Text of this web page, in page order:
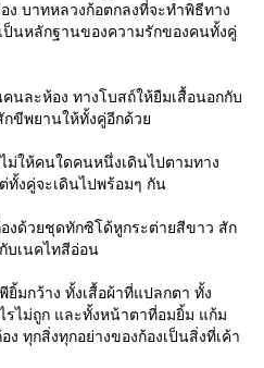
บาทหลวงก้อตกลงที่จะทำพิธีทาง
ป็นหลักฐานของความรักของคนทั้งคู่
นละห้อง ทางโบสถ์ให้ยืมเสื้อนอกกับ
กขีพยานให้ทั้งคู่อีกด้ว
ม่ให้คนใดคนหนึ่งเดินไปตามทาง
ทั้งคู่จะเดินไปพร้อมๆ กัน
งด้วยชุดทักซิโด้หูกระต่ายสีขาว สัก
บเนคไทสีอ่อน
มกว้าง ทั้งเสื้อผ้าที่แปลกตา ทั้ง
รไม่ถูก และทั้งหน้าตาที่อมยิ้ม แก้ม
ทุกสิ่งทุกอย่างของก้องเป็นสิ่งที่เค้า